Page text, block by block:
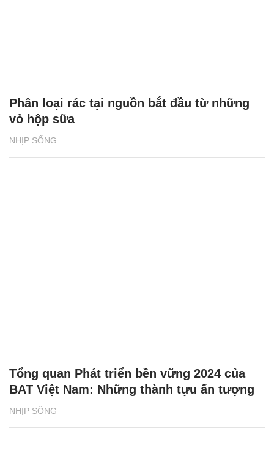
NHỊP SỐNG
Phân loại rác tại nguồn bắt đầu từ những
vỏ hộp sữa
NHỊP SỐNG
Tổng quan Phát triển bền vững 2024 của
BAT Việt Nam: Những thành tựu ấn tượng